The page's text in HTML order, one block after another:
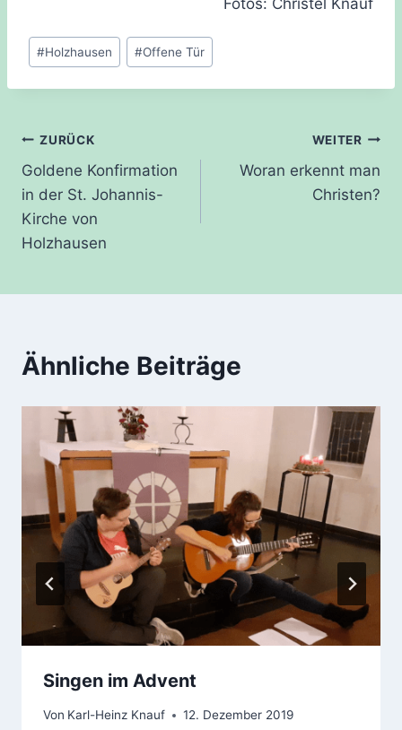
Schlagworte:
#Holzhausen #Offene Tür
Beitragsnavigation
ZURÜCK
Goldene Konfirmation
in der St. Johannis-
Kirche von
Holzhausen
WEITER
Woran erkennt man
Christen?
Ähnliche Beiträge
Singen im Advent
Von Karl-Heinz Knauf 12. Dezember 2019